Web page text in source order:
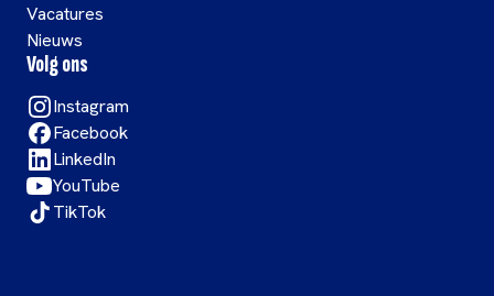
Vacatures
Nieuws
Volg ons
Instagram
Facebook
LinkedIn
YouTube
TikTok